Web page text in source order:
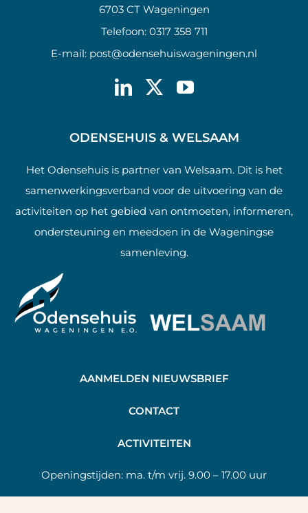
6703 CT Wageningen
Telefoon: 0317 358 711
E-mail: post@odensehuiswageningen.nl
ODENSEHUIS & WELSAAM
Het Odensehuis is partner van Welsaam. Dit is het
samenwerkingsverband voor de uitvoering van de
activiteiten op het gebied van ontmoeten, informeren,
ondersteuning en meedoen in de Wageningse
samenleving.
AANMELDEN NIEUWSBRIEF
CONTACT
ACTIVITEITEN
Openingstijden: ma. t/m vrij. 9.00 – 17.00 uur